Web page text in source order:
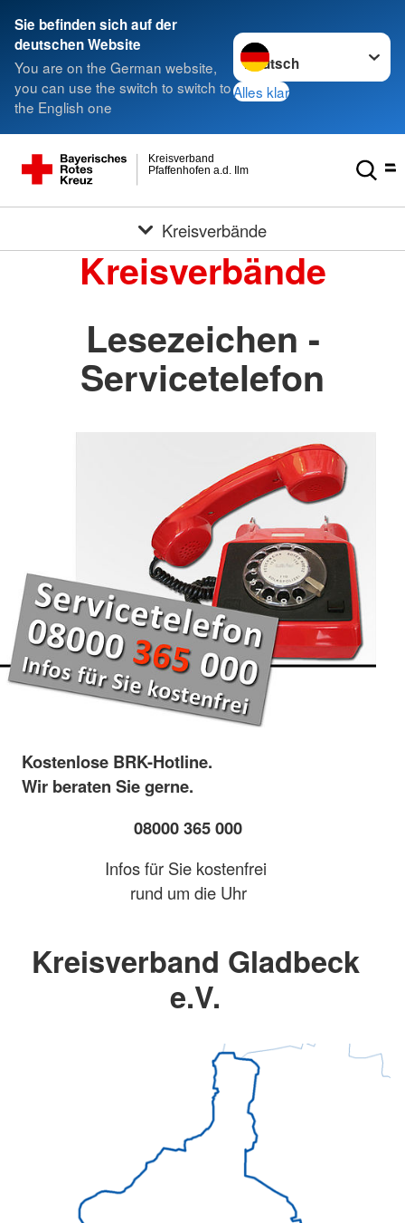
Sie befinden sich auf der
deutschen Website
You are on the German website,
you can use the switch to switch to
the English one
Sprache wechseln zu
Alles klar
Pfaffenhofen a.d. Ilm
Kreisverband
Kreisverbände
Kreisverbände
Lesezeichen -
Servicetelefon
Kostenlose BRK-Hotline.
Wir beraten Sie gerne.
08000 365 000
Infos für Sie kostenfrei
rund um die Uhr
Kreisverband Gladbeck
e.V.